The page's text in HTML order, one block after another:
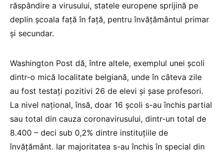
răspândire a virusului, statele europene sprijină pe
deplin școala față în față, pentru învățământul primar
și secundar.
Washington Post dă, între altele, exemplul unei școli
dintr-o mică localitate belgiană, unde în câteva zile
au fost testați pozitivi 26 de elevi și șase profesori.
La nivel național, însă, doar 16 școli s-au închis partial
sau total din cauza coronavirusului, dintr-un total de
8.400 – deci sub 0,2% dintre instituțiile de
învățământ. Iar majoritatea s-au închis în special din